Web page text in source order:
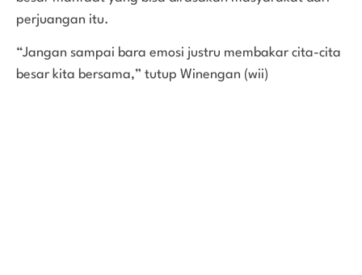
perjuangan itu.
“Jangan sampai bara emosi justru membakar cita-cita
besar kita bersama,” tutup Winengan (wii)